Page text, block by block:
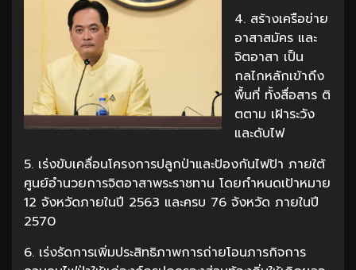
4. สร้างเครือข่าย
อาสาสมัคร และ
จิตอาสา เป็น
กลไกหลักเข้าถึง
พื้นที่ ทั้งสื่อสาร ติ
ตตาม เฝ้าระวัง
และดับไฟ
5. เร่งขับเคลื่อนโครงการปลูกป่าและป้องกันไฟป้า ภายใต้
ศูนย์อำนวยการจิตอาสาพระราชทาน โดยกำหนดเป้าหมาย
12 จังหวัดภายในปี 2563 และครบ 76 จังหวัด ภายในปี
2570
6. เร่งรัดการเพิ่มประสิทธิภาพการถ่ายโอนภารกิจการ